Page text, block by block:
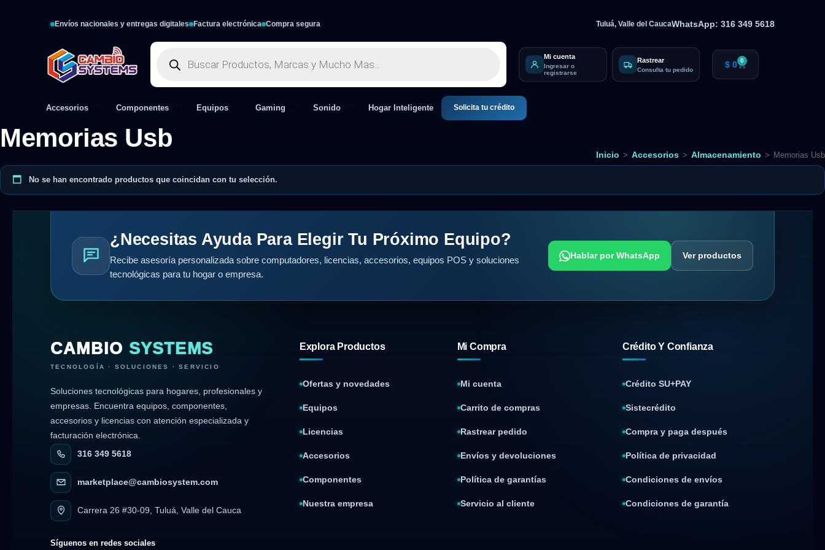
Envíos nacionales y entregas digitales Factura electrónica Compra segura Tuluá, Valle del CaucaWhatsApp: 316 349 5618
Mi cuenta
Ingresar o
registrarse
Rastrear
Consulta tu pedido $ 0 0
Accesorios Componentes Equipos Gaming Sonido Hogar Inteligente Solicita tu crédito
Inicio > Accesorios > Almacenamiento > Memorias Usb
Memorias Usb
No se han encontrado productos que coincidan con tu selección.
¿Necesitas Ayuda Para Elegir Tu Próximo Equipo?
Recibe asesoría personalizada sobre computadores, licencias, accesorios, equipos POS y soluciones
tecnológicas para tu hogar o empresa.
Hablar por WhatsApp Ver productos
CAMBIO SYSTEMS
TECNOLOGÍA · SOLUCIONES · SERVICIO
Soluciones tecnológicas para hogares, profesionales y
empresas. Encuentra equipos, componentes,
accesorios y licencias con atención especializada y
facturación electrónica.
316 349 5618
marketplace@cambiosystem.com
Carrera 26 #30-09, Tuluá, Valle del Cauca
Síguenos en redes sociales
Explora Productos
Ofertas y novedades
Equipos
Licencias
Accesorios
Componentes
Nuestra empresa
Mi Compra
Mi cuenta
Carrito de compras
Rastrear pedido
Envíos y devoluciones
Política de garantías
Servicio al cliente
Crédito Y Confianza
Crédito SU+PAY
Sistecrédito
Compra y paga después
Política de privacidad
Condiciones de envíos
Condiciones de garantía